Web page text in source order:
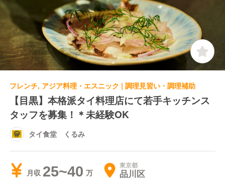
フレンチ, アジア料理・エスニック | 調理見習い・調理補助
【目黒】本格派タイ料理店にて若手キッチンス
タッフを募集！＊未経験OK
タイ食堂 くるみ
月収 25~40 東京都
品川区